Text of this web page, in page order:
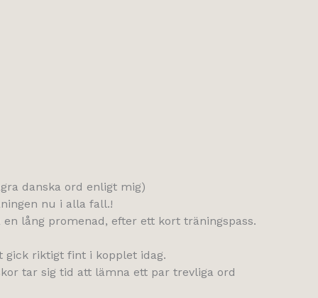
danska ord enligt mig)
nu i alla fall.!
lång promenad, efter ett kort träningspass.
gick riktigt fint i kopplet idag.
tar sig tid att lämna ett par trevliga ord